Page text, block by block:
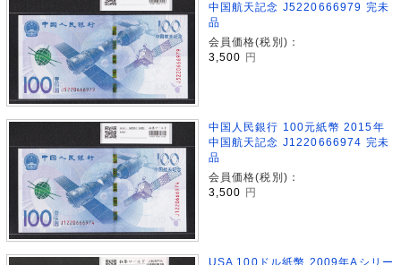
中国航天記念 J5220666979 完未
品
会員価格(税別)：
3,500
円
中国人民銀行 100元紙幣 2015年
中国航天記念 J1220666974 完未
品
会員価格(税別)：
3,500
円
USA 100ドル紙幣 2009年Aシリー